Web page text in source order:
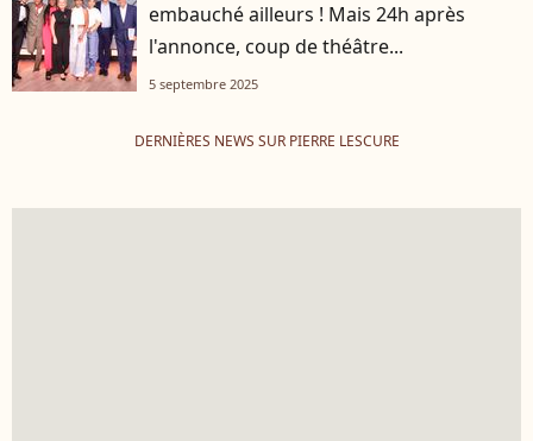
embauché ailleurs ! Mais 24h après
l'annonce, coup de théâtre...
5 septembre 2025
DERNIÈRES NEWS SUR PIERRE LESCURE